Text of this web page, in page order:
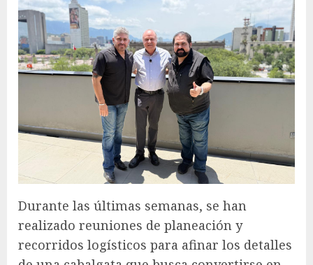
Durante las últimas semanas, se han
realizado reuniones de planeación y
recorridos logísticos para afinar los detalles